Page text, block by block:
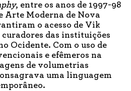
, entre os anos de 1997-98
Arte Moderna de Nova
o acesso de Vik
das instituições
Ocidente. Com o uso de
e efêmeros na
de volumetrias
uma linguagem